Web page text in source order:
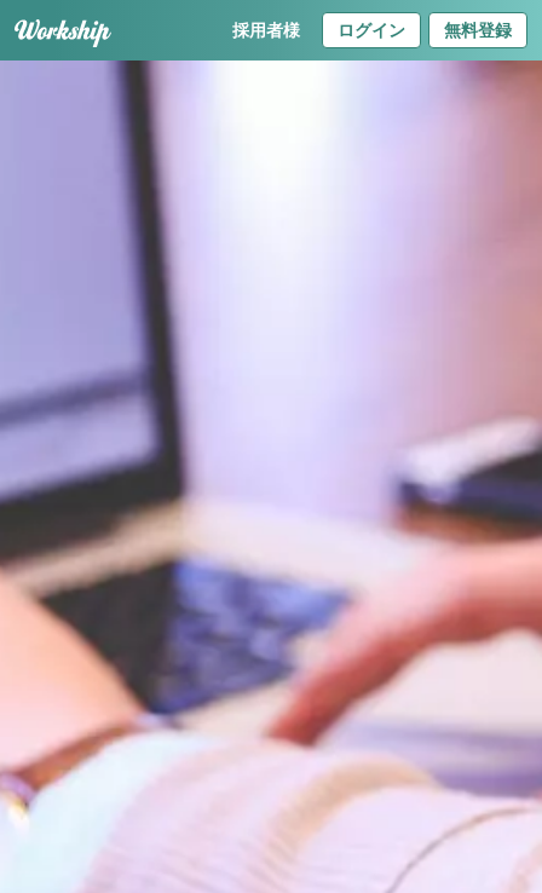
採用者様 ログイン 無料登録